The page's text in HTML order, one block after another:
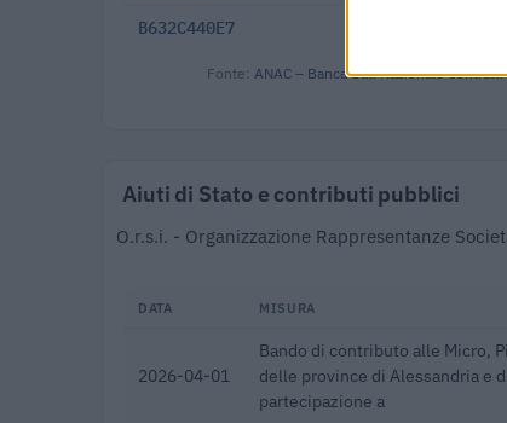
B632C440E7
Fonte: ANAC – Banca Dati Nazionale
Aiuti di Stato e contributi pubblici
O.r.s.i. - Organizzazione Rappresentanze
DATA MISURA
2026-04-01
Bando di contributo alle Micro,
delle province di Alessandria e
partecipazione a